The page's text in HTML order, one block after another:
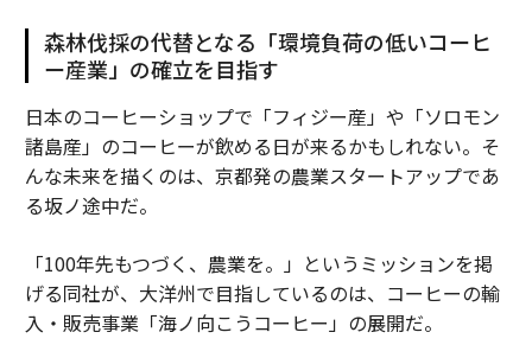
森林伐採の代替となる「環境負荷の低いコーヒ
ー産業」の確立を目指す
日本のコーヒーショップで「フィジー産」や「ソロモン
諸島産」のコーヒーが飲める日が来るかもしれない。そ
んな未来を描くのは、京都発の農業スタートアップであ
る坂ノ途中だ。
「100年先もつづく、農業を。」というミッションを掲
げる同社が、大洋州で目指しているのは、コーヒーの輸
入・販売事業「海ノ向こうコーヒー」の展開だ。